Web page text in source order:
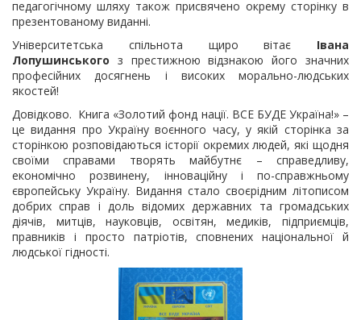
педагогічному шляху також присвячено окрему сторінку в
презентованому виданні.
Університетська спільнота щиро вітає Івана
Лопушинського з престижною відзнакою його значних
професійних досягнень і високих морально-людських
якостей!
Довідково. Книга «Золотий фонд нації. ВСЕ БУДЕ Україна!» –
це видання про Україну воєнного часу, у якій сторінка за
сторінкою розповідаються історії окремих людей, які щодня
своїми справами творять майбутнє – справедливу,
економічно розвинену, інноваційну і по-справжньому
європейську Україну. Видання стало своєрідним літописом
добрих справ і доль відомих державних та громадських
діячів, митців, науковців, освітян, медиків, підприємців,
правників і просто патріотів, сповнених національної й
людської гідності.